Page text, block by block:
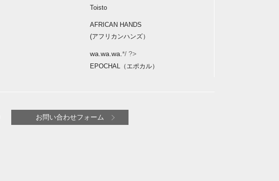
Toisto
AFRICAN HANDS
(アフリカンハンズ）
wa.wa.wa. */ ?>
EPOCHAL（エポカル）
お問い合わせフォーム